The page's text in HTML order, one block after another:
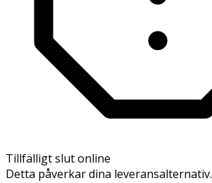
Tillfälligt slut online
Detta påverkar dina leveransalternativ.